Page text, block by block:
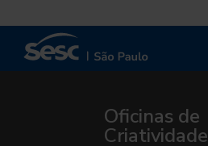
Oficinas de
Criatividade